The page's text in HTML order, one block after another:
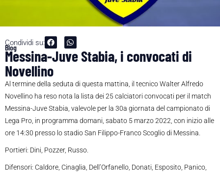
Condividi su:
Blog
Messina-Juve Stabia, i convocati di
Novellino
Al termine della seduta di questa mattina, il tecnico Walter Alfredo
Novellino ha reso nota la lista dei 25 calciatori convocati per il match
Messina-Juve Stabia, valevole per la 30a giornata del campionato di
Lega Pro, in programma domani, sabato 5 marzo 2022, con inizio alle
ore 14:30 presso lo stadio San Filippo-Franco Scoglio di Messina.
Portieri: Dini, Pozzer, Russo.
Difensori: Caldore, Cinaglia, Dell’Orfanello, Donati, Esposito, Panico,